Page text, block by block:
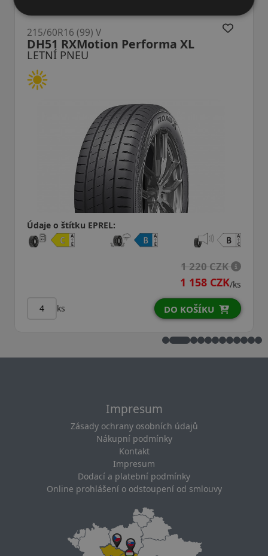
Performa XL
DO KOŠÍKU
H12 RXMotion
215/60R16 (95) V
ks
Impresum
Zásady ochrany osobních údajů
Nákupní podmínky
Kontakt
Impresum
Dodací a platební podmínky
Online prohlášení o odstoupení od smlouvy